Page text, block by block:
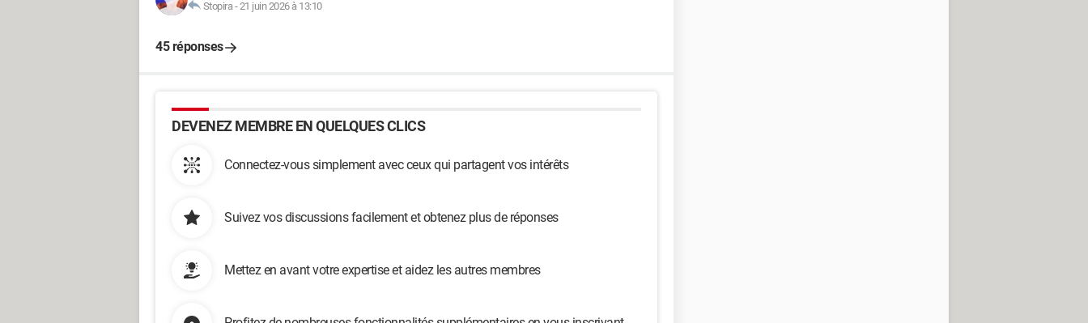
Stopira-21 juin 2026 à 13:10
45 réponses
DEVENEZ MEMBRE EN QUELQUES CLICS
Connectez-vous simplement avec ceux qui partagent vos intérêts
Suivez vos discussions facilement et obtenez plus de réponses
Mettez en avant votre expertise et aidez les autres membres